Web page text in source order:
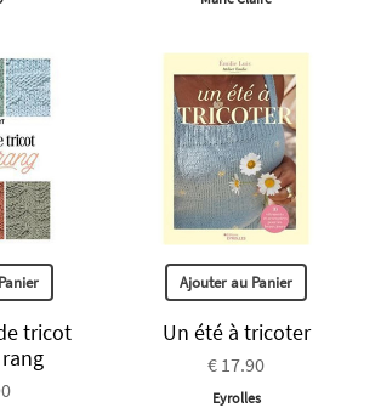
tricot
Ajouter au Panier
Un été à tricoter
€ 17.90
Eyrolles